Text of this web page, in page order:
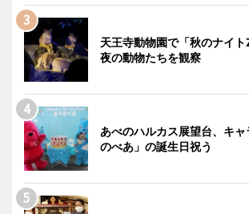
天王寺動物園で「秋のナイ
夜の動物たちを観察
あべのハルカス展望台、キ
のべあ」の誕生日祝う